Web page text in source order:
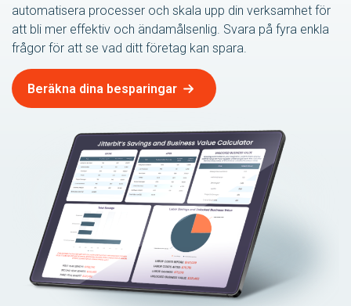
automatisera processer och skala upp din verksamhet för
att bli mer effektiv och ändamålsenlig. Svara på fyra enkla
frågor för att se vad ditt företag kan spara.
Beräkna dina besparingar